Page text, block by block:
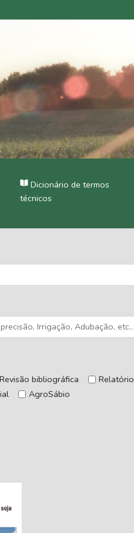
Dicionário de termos
técnicos
Revisão bibliográfica Relatório
AgroSábio